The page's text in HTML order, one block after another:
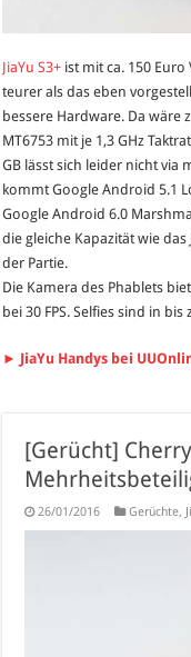
JiaYu S3+ ist mit ca. 150
teurer als das eben
bessere Hardware. Da wäre
MT6753 mit je 1,3 GHz
GB lässt sich leider nicht via
kommt Google Android 5.1
Google Android 6.0
die gleiche Kapazität wie das
der Partie.
Die Kamera des Phablets
bei 30 FPS. Selfies sind in
► JiaYu Handys bei
[Gerücht]
26/01/2016 Gerüchte,